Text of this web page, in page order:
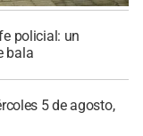
policial: un
bala
5 de agosto,